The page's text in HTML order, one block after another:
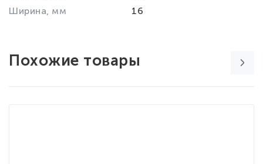
Ширина, мм
16
Похожие товары